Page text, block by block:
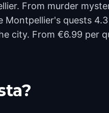
From murder
quests
city. From €6.99 per